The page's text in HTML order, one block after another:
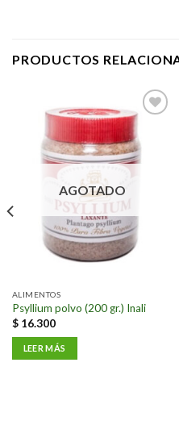
PRODUCTOS
lista de
deseos
AGOTADO
ALIMENTOS
Psyllium polvo (200 gr.) Inali
$16.300
LEER MÁS